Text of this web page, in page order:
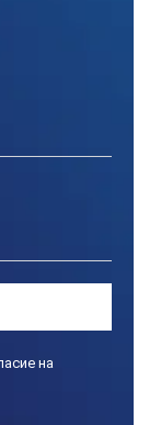
значений в
время работы
для DMTG-N
32 мм.
поставки
на